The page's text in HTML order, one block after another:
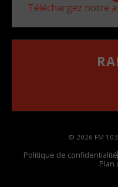
Téléchargez notre
© 2026 FM
Politique de confidentialité
Plan